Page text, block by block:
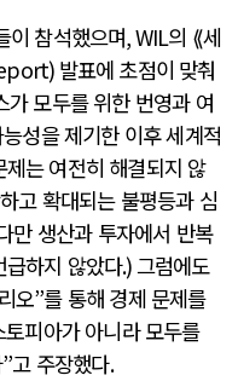
이 참석했으며, WIL의 ⟪세
발표에 초점이 맞춰
모두를 위한 번영과 여
성을 제기한 이후 세계적
는 여전히 해결되지 않
고 확대되는 불평등과 심
만 생산과 투자에서 반복
하지 않았다.)그럼에도
오”를 통해 경제 문제를
토피아가 아니라 모두를
”고 주장했다.